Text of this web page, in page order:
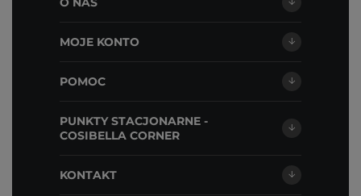
MOJE KONTO
POMOC
PUNKTY STACJONARNE -
COSIBELLA CORNER
KONTAKT